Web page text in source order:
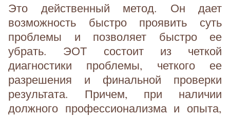
Это действенный метод. Он дает
возможность быстро проявить суть
проблемы и позволяет быстро ее
убрать. ЭОТ состоит из четкой
диагностики проблемы, четкого ее
разрешения и финальной проверки
результата. Причем, при наличии
должного профессионализма и опыта,